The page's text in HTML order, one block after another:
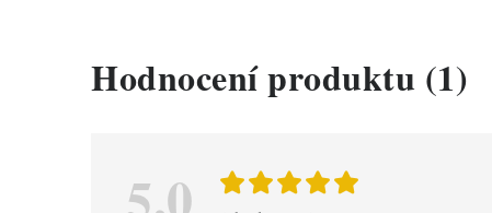
Hodnocení produktu (1)
5,0
V